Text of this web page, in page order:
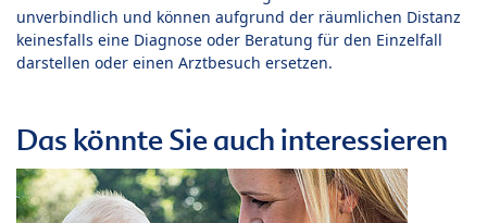
unverbindlich und können aufgrund der räumlichen Distanz
keinesfalls eine Diagnose oder Beratung für den Einzelfall
darstellen oder einen Arztbesuch ersetzen.
Das könnte Sie auch interessieren